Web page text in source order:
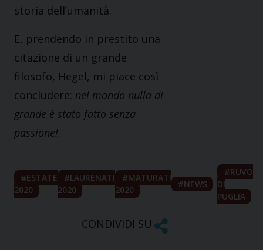
storia dell’umanità.
E, prendendo in prestito una
citazione di un grande
filosofo, Hegel, mi piace così
concludere: nel mondo nulla di
grande è stato fatto senza
passione!.
ESTATE
2020
LAURENATI
2020
MATURATI
2020
NEWS
RUVO
DI
PUGLIA
CONDIVIDI SU